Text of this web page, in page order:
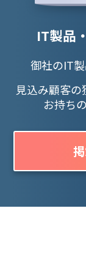
IT製品
御社のIT
見込み顧客
お持ち